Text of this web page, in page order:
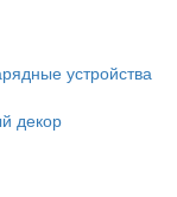
устройства
декор